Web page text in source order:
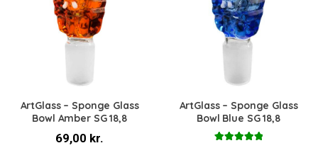
ArtGlass – Sponge Glass
Bowl Amber SG 18,8
69,00 kr.
ArtGlass – Sponge Glass
Bowl Blue SG 18,8